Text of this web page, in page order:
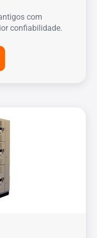
com
confiabilidade.